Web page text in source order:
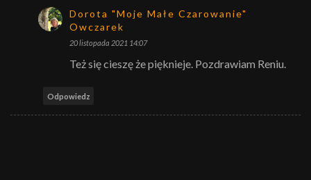
Dorota "Moje Małe Czarowanie"
Owczarek
20 listopada 2021 14:07
Też się cieszę że pięknieje. Pozdrawiam Reniu.
Odpowiedz